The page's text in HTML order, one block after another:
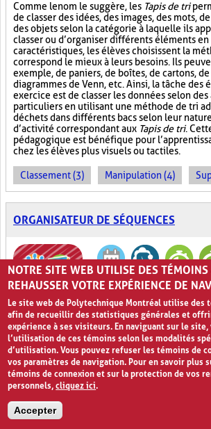
Comme le nom le suggère, les Tapis de tri
de classer des idées, des images, des mots,
des objets selon la catégorie à laquelle ils
classer ou d’organiser différents éléments
caractéristiques, les élèves choisissent la
correspond le mieux à leurs besoins. Ils
exemple, de paniers, de boîtes, de cartons,
diagrammes de Venn, etc. Ainsi, la tâche des
exercice est de classer les données selon
particuliers en utilisant une méthode de tri
déchets dans différents bacs selon leur
d’activité correspondant aux Tapis de tri.
pédagogique est bénéfique pour
chez les élèves plus visuels ou tactiles.
Classement (3) Manipulation (4)
ORGANISATEUR DE SÉQUENCES
0 Tout d’abord, ensuite et
L’Organisateur de séquencesest une
d’illustrer graphiquement les étapes
procédure précise. Elle s’applique
résultat ou à une conséquence particulière. L’
séquencesa comme but d’organiser
NOTRE SITE WEB UTILISE DES TÉMOINS
REHAUSSER VOTRE EXPÉRIENCE DE
Le site web de Polytechnique Montréal utilise des
afin de recueillir des statistiques générales et
expérience à ses visiteurs. En naviguant sur le site,
l’utilisation de ces témoins selon les modalités
d’utilisation. Vous pouvez refuser les témoins de
vos paramètres de navigation. Pour en savoir plus
témoins de connexion et sur la protection de vos
personnels,cliquez ici.
Accepter